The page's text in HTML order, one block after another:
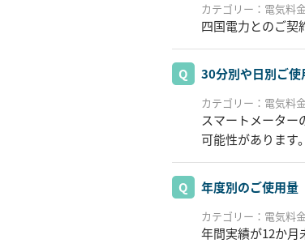
カテゴリー：電気料
四国電力とのご契
30分別や日別ご使
カテゴリー：電気料
スマートメーター
可能性があります
年度別のご使用量
カテゴリー：電気料
年間実績が12か月